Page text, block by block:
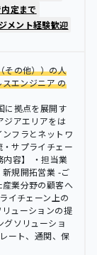
定まで
メント経験歓迎
その他））の人
エンジニア の
に拠点を展開す
ジアエリアをは
フラとネットワ
サプライチェー
内容】 ・担当業
規開拓営業 -ご
業分野の顧客へ
イチェーン上の
ューションの提
グソリューショ
ート、通関、保